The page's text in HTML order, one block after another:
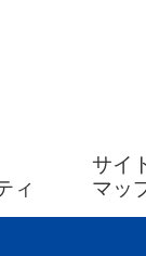
ィ
サイ
マッ